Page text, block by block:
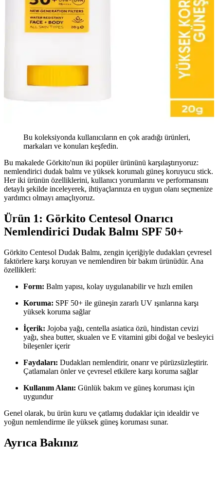
Bu koleksiyonda kullanıcıların en çok aradığı ürünleri,
markaları ve konuları keşfedin.
Bu makalede Görkito'nun iki popüler ürününü karşılaştırıyoruz:
nemlendirici dudak balmı ve yüksek korumalı güneş koruyucu stick.
Her iki ürünün özelliklerini, kullanıcı yorumlarını ve performansını
detaylı şekilde inceleyerek, ihtiyaçlarınıza en uygun olanı seçmenize
yardımcı olmayı amaçlıyoruz.
Ürün 1: Görkito Centesol Onarıcı
Nemlendirici Dudak Balmı SPF 50+
Görkito Centesol Dudak Balmı, zengin içeriğiyle dudakları çevresel
faktörlere karşı koruyan ve nemlendiren bir bakım ürünüdür. Ana
özellikleri:
Form: Balm yapısı, kolay uygulanabilir ve hızlı emilen
Koruma: SPF 50+ ile güneşin zararlı UV ışınlarına karşı
yüksek koruma sağlar
İçerik: Jojoba yağı, centella asiatica özü, hindistan cevizi
yağı, shea butter, skualen ve E vitamini gibi doğal ve besleyici
bileşenler içerir
Faydaları: Dudakları nemlendirir, onarır ve pürüzsüzleştirir.
Çatlamaları önler ve çevresel etkilere karşı koruma sağlar
Kullanım Alanı: Günlük bakım ve güneş koruması için
uygundur
Genel olarak, bu ürün kuru ve çatlamış dudaklar için idealdir ve
yoğun nemlendirme ile yüksek güneş koruması sunar.
Ayrıca Bakınız